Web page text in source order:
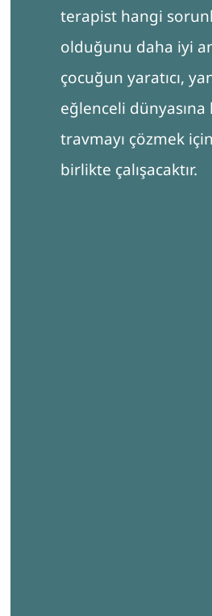
terapist hangi
olduğunu daha iyi
çocuğun yaratıcı,
eğlenceli dünyasına
travmayı çözmek
birlikte çalışacaktır.